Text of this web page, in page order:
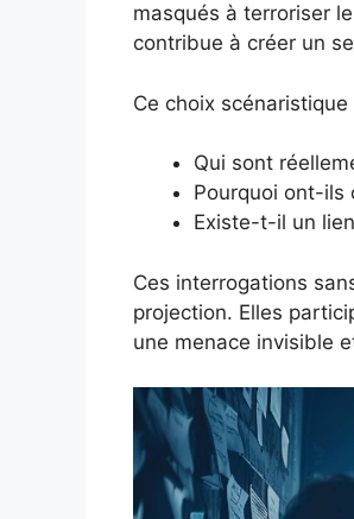
masqués à terroriser
contribue à créer un
Ce choix
Qui sont
Pourquoi ont-ils
Existe-t-il un
Ces interrogations
projection. Elles
une menace invisible